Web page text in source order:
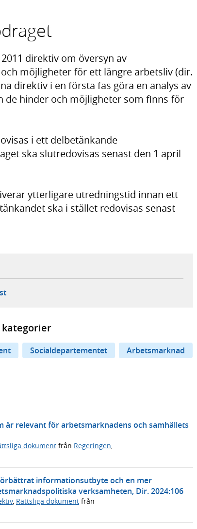
direktiv om översyn av
möjligheter för ett längre arbetsliv (dir.
direktiv i en första fas göra en analys av
de hinder och möjligheter som finns för
i ett delbetänkande
ska slutredovisas senast den 1 april
ytterligare utredningstid innan ett
ska i stället redovisas senast
webbplats,
ny flik, extern webbplats,
- öppnar din e-postklient,
kategorier
Socialdepartementet Arbetsmarknad
är relevant för arbetsmarknadens och samhällets
dokument från Regeringen,
informationsutbyte och en mer
verksamheten, Dir. 2024:106
, Rättsliga dokument från